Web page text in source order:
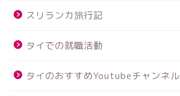
スリランカ旅行記
タイでの就職活動
タイのおすすめYoutubeチャンネル